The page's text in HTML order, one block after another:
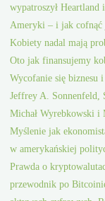
wypatroszył Heartland
Ameryki – i jak cofnąć
Kobiety nadal mają
Oto jak finansujemy
Wycofanie się biznesu
Jeffrey A. Sonnenfeld,
Michał Wyrebkowski i
Myślenie jak
w amerykańskiej
Prawda o
przewodnik po